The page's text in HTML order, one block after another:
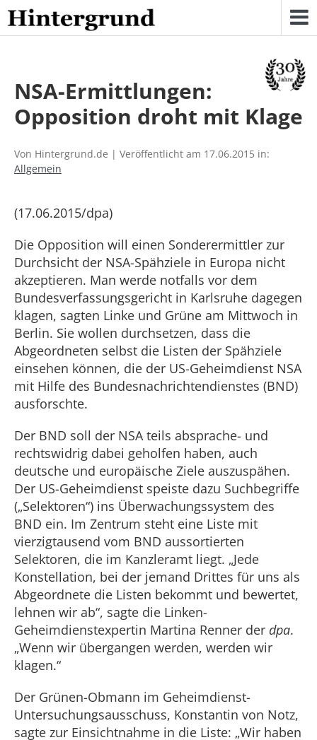
Skip
to
content
NSA-Ermittlungen:
Opposition droht mit Klage
Von Hintergrund.de | Veröffentlicht am 17.06.2015 in:
Allgemein
(17.06.2015/dpa)
Die Opposition will einen Sonderermittler zur
Durchsicht der NSA-Spähziele in Europa nicht
akzeptieren. Man werde notfalls vor dem
Bundesverfassungsgericht in Karlsruhe dagegen
klagen, sagten Linke und Grüne am Mittwoch in
Berlin. Sie wollen durchsetzen, dass die
Abgeordneten selbst die Listen der Spähziele
einsehen können, die der US-Geheimdienst NSA
mit Hilfe des Bundesnachrichtendienstes (BND)
ausforschte.
Der BND soll der NSA teils absprache- und
rechtswidrig dabei geholfen haben, auch
deutsche und europäische Ziele auszuspähen.
Der US-Geheimdienst speiste dazu Suchbegriffe
(„Selektoren“) ins Überwachungssystem des
BND ein. Im Zentrum steht eine Liste mit
vierzigtausend vom BND aussortierten
Selektoren, die im Kanzleramt liegt. „Jede
Konstellation, bei der jemand Drittes für uns als
Abgeordnete die Listen bekommt und bewertet,
lehnen wir ab“, sagte die Linken-
Geheimdienstexpertin Martina Renner der dpa.
„Wenn wir übergangen werden, werden wir
klagen.“
Der Grünen-Obmann im Geheimdienst-
Untersuchungsausschuss, Konstantin von Notz,
sagte zur Einsichtnahme in die Liste: „Wir haben